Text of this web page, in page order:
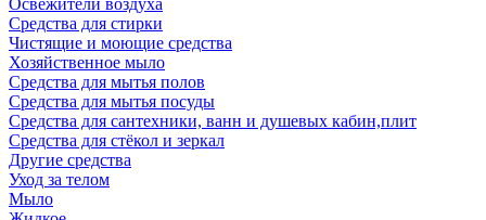
Освежители воздуха
Средства для стирки
Чистящие и моющие средства
Хозяйственное мыло
Средства для мытья полов
Средства для мытья посуды
Средства для сантехники, ванн и душевых кабин,плит
Средства для стёкол и зеркал
Другие средства
Уход за телом
Мыло